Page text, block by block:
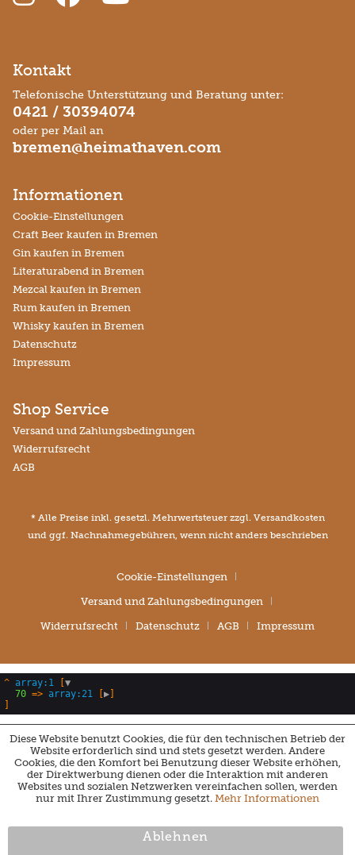
Kontakt
Telefonische Unterstützung und Beratung unter:
0421 / 30394074
oder per Mail an
bremen@heimathaven.com
Informationen
Cookie-Einstellungen
Craft Beer kaufen in Bremen
Gin kaufen in Bremen
Literaturabend in Bremen
Mezcal kaufen in Bremen
Rum kaufen in Bremen
Whisky kaufen in Bremen
Datenschutz
Impressum
Shop Service
Versand und Zahlungsbedingungen
Widerrufsrecht
AGB
* Alle Preise inkl. gesetzl. Mehrwertsteuer zzgl. Versandkosten
und ggf. Nachnahmegebühren, wenn nicht anders beschrieben
Cookie-Einstellungen
Versand und Zahlungsbedingungen
Widerrufsrecht Datenschutz AGB Impressum
Diese Website benutzt Cookies, die für den technischen Betrieb der
Website erforderlich sind und stets gesetzt werden. Andere
Cookies, die den Komfort bei Benutzung dieser Website erhöhen,
der Direktwerbung dienen oder die Interaktion mit anderen
Websites und sozialen Netzwerken vereinfachen sollen, werden
nur mit Ihrer Zustimmung gesetzt. Mehr Informationen
Ablehnen
^ array:1
▼
70 => array:21 ▶